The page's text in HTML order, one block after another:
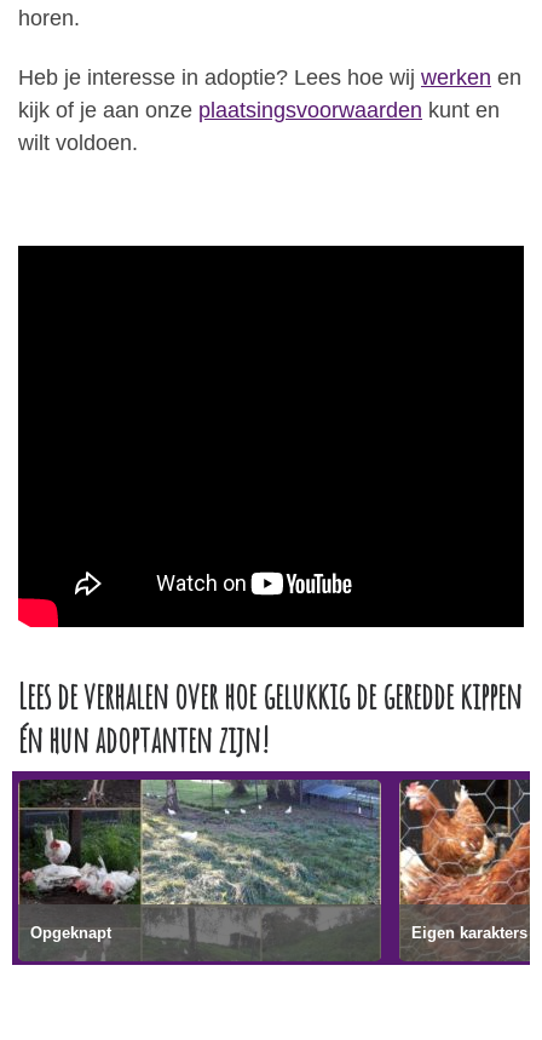
horen.
Heb je interesse in adoptie? Lees hoe wij werken en
kijk of je aan onze plaatsingsvoorwaarden kunt en
wilt voldoen.
Lees de verhalen over hoe gelukkig de geredde kippen
én hun adoptanten zijn!
Opgeknapt Eigen karakters